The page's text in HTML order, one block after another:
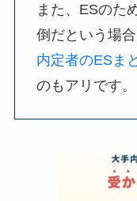
また、ESのた
倒だという場
内定者のESま
のもアリです。